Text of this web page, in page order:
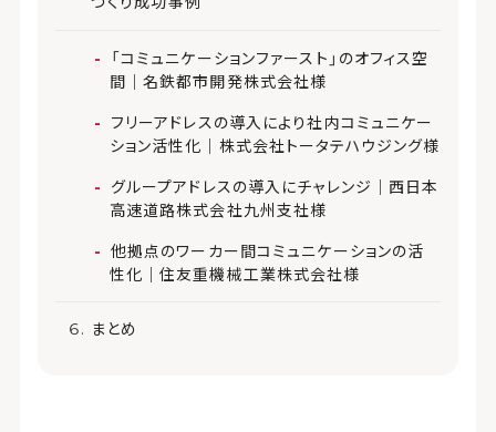
「コミュニケーションファースト」のオフィス空
間｜ 名鉄都市開発株式会社様
フリーアドレスの導入により社内コミュニケー
ション活性化｜株式会社トータテハウジング様
グループアドレスの導入にチャレンジ｜西日本
高速道路株式会社九州支社様
他拠点のワーカー間コミュニケーションの活
性化｜住友重機械工業株式会社様
まとめ